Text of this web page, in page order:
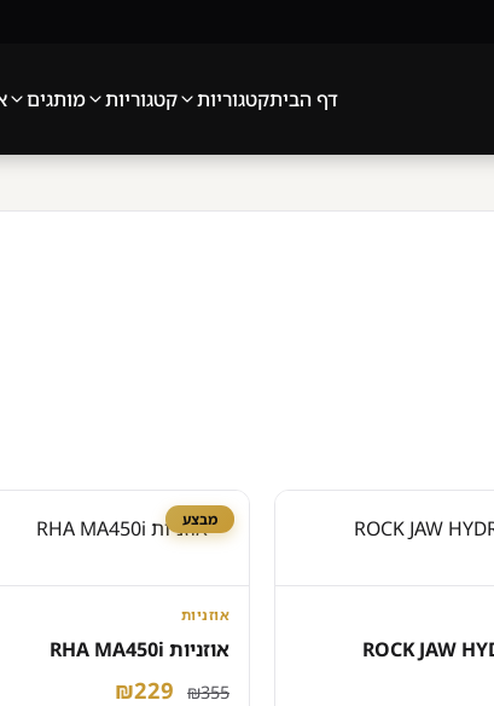
דף הביתקטגוריות קטגוריות מותגים
מבצע
אוזניות
אוזניות RHA MA450i
₪355
המחיר
₪229